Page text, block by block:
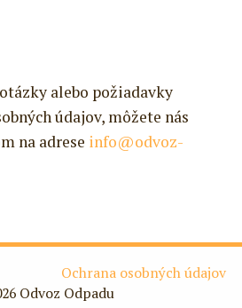
alebo požiadavky
údajov, môžete nás
na adrese info@odvoz-
Ochrana osobných údajov
Odvoz Odpadu